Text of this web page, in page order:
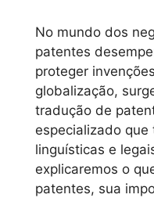
No mundo dos
patentes
proteger
globalização,
tradução de
especializado
linguísticas e
explicaremos o
patentes, sua